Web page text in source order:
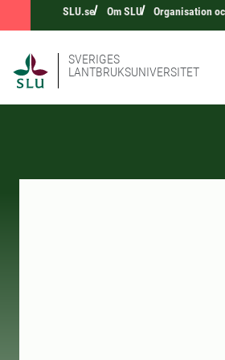
SLU.se Om SLU Organisation
SVERIGES
LANTBRUKSUNIVERSITET